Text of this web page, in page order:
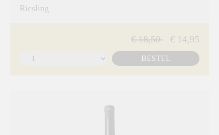
Riesling
€ 18,50 € 14,95
BESTEL